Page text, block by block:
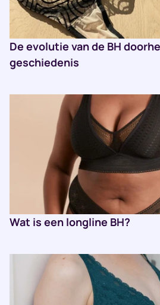
De evolutie van de BH
geschiedenis
Wat is een longline BH?